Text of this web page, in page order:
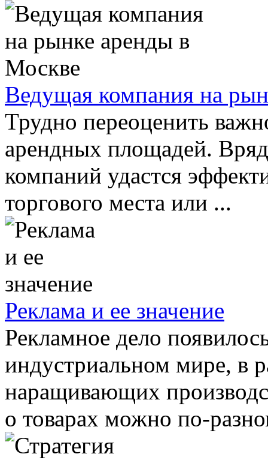
Ведущая компания на
Трудно переоценить
арендных площадей.
компаний удастся
торгового места или ...
Реклама и ее значение
Рекламное дело
индустриальном мире, в
наращивающих
о товарах можно по-